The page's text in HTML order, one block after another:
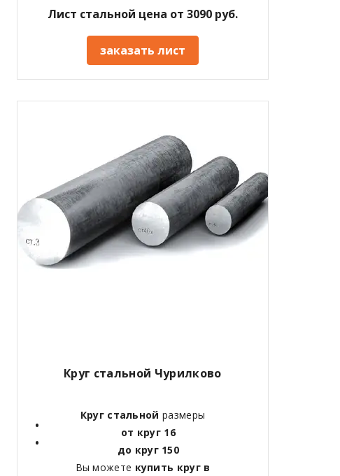
Лист стальной цена от 3090 руб.
заказать лист
Круг стальной Чурилково
Круг стальной размеры
от круг 16
до круг 150
Вы можете купить круг в